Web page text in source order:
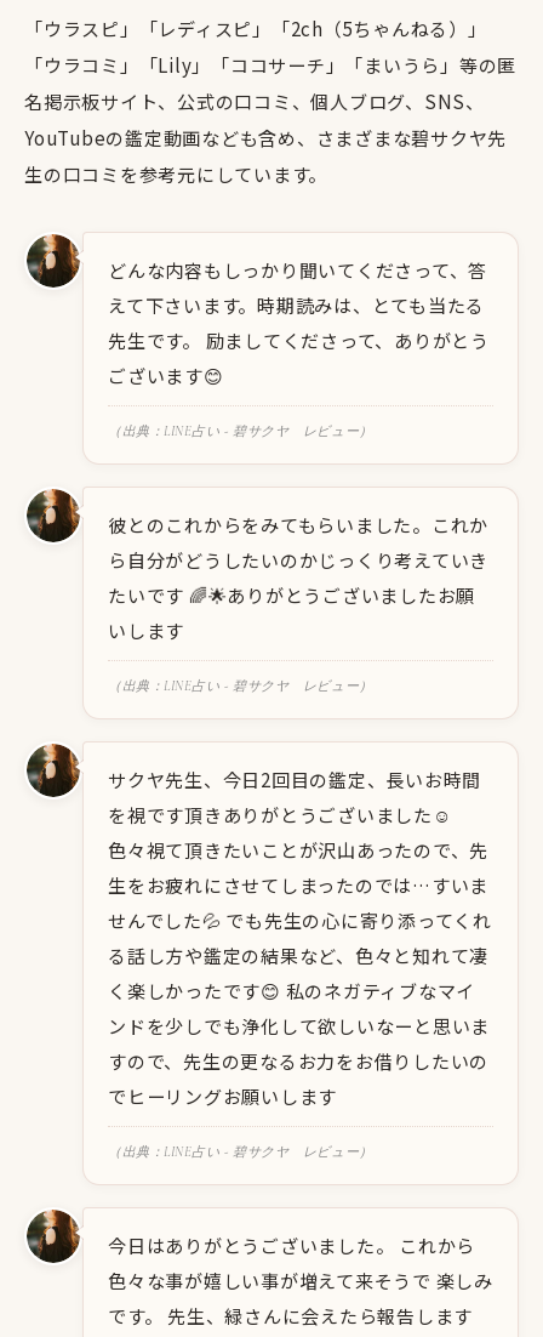
「ウラスピ」「レディスピ」「2ch（5ちゃんねる）」
「ウラコミ」「Lily」「ココサーチ」「まいうら」等の匿
名掲示板サイト、公式の口コミ、個人ブログ、SNS、
YouTubeの鑑定動画なども含め、さまざまな碧サクヤ先
生の口コミを参考元にしています。
どんな内容もしっかり聞いてくださって、答
えて下さいます。時期読みは、とても当たる
先生です。 励ましてくださって、ありがとう
ございます😊
（出典：LINE占い - 碧サクヤ レビュー）
彼とのこれからをみてもらいました。これか
ら自分がどうしたいのかじっくり考えていき
たいです 🌈🌟ありがとうございましたお願
いします
（出典：LINE占い - 碧サクヤ レビュー）
サクヤ先生、今日2回目の鑑定、長いお時間
を視です頂きありがとうございました☺️
色々視て頂きたいことが沢山あったので、先
生をお疲れにさせてしまったのでは…すいま
せんでした💦 でも先生の心に寄り添ってくれ
る話し方や鑑定の結果など、色々と知れて凄
く楽しかったです😊 私のネガティブなマイ
ンドを少しでも浄化して欲しいなーと思いま
すので、先生の更なるお力をお借りしたいの
でヒーリングお願いします
（出典：LINE占い - 碧サクヤ レビュー）
今日はありがとうございました。 これから
色々な事が嬉しい事が増えて来そうで 楽しみ
です。 先生、緑さんに会えたら報告します